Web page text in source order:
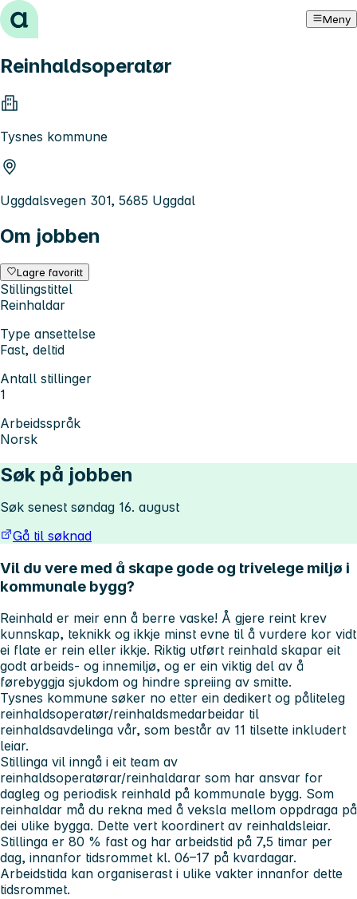
Hopp til innhold Meny
Reinhaldsoperatør
Tysnes kommune
Uggdalsvegen 301, 5685 Uggdal
Om jobben
Lagre favoritt
Stillingstittel
Reinhaldar
Type ansettelse
Fast, deltid
Antall stillinger
1
Arbeidsspråk
Norsk
Søk på jobben
Søk senest søndag 16. august
Gå til søknad
Vil du vere med å skape gode og trivelege miljø i
kommunale bygg?
Reinhald er meir enn å berre vaske! Å gjere reint krev
kunnskap, teknikk og ikkje minst evne til å vurdere kor vidt
ei flate er rein eller ikkje. Riktig utført reinhald skapar eit
godt arbeids- og innemiljø, og er ein viktig del av å
førebyggja sjukdom og hindre spreiing av smitte.
Tysnes kommune søker no etter ein dedikert og påliteleg
reinhaldsoperatør/reinhaldsmedarbeidar til
reinhaldsavdelinga vår, som består av 11 tilsette inkludert
leiar.
Stillinga vil inngå i eit team av
reinhaldsoperatørar/reinhaldarar som har ansvar for
dagleg og periodisk reinhald på kommunale bygg. Som
reinhaldar må du rekna med å veksla mellom oppdraga på
dei ulike bygga. Dette vert koordinert av reinhaldsleiar.
Stillinga er 80 % fast og har arbeidstid på 7,5 timar per
dag, innanfor tidsrommet kl. 06–17 på kvardagar.
Arbeidstida kan organiserast i ulike vakter innanfor dette
tidsrommet.